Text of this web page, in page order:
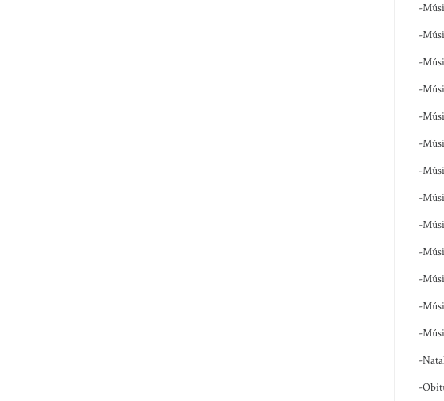
-
-
-
-
-
-
-
-
-
-
-
-
-
-
-